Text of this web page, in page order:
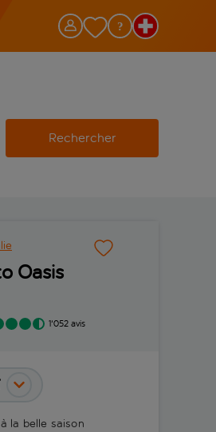
Rechercher
Oasis
1'052 avis
la belle saison